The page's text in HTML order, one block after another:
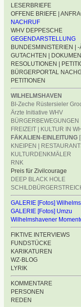
LESERBRIEFE
OFFENE BRIEFE |
NACHRUF
WHV DEPPESCHE
GEGENDARSTELLUNG
BUNDESMINISTERIEN | -
GUTACHTEN |
RESOLUTIONEN |
BÜRGERPORTAL
PETITIONEN
WILHELMSHAVEN
BI-Zeche Rüstersieler
Ärzte Initiative WHV
BÜRGERBEWEGUNGEN
FREIZEIT | KULTUR IN
FÄKALIEN-EINLEITUNG
KNEIPEN |
KULTURDENKMÄLER
RNK
Preis für Zivilcourage
DEEP BLACK HOLE
GALERIE [Fotos]
GALERIE [Fotos] Umzu
Wilhelmshavener
FIKTIVE INTERVIEWS
FUNDSTÜCKE
KARIKATUREN
WZ-BLOG
LYRIK
KOMMENTARE
PERSONEN
REDEN